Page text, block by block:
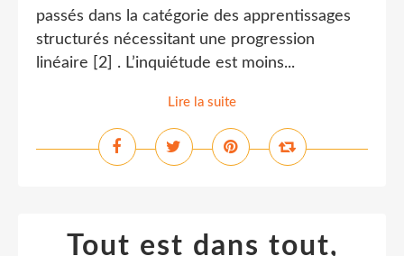
passés dans la catégorie des apprentissages
structurés nécessitant une progression
linéaire [2] . L’inquiétude est moins...
Lire la suite
Tout est dans tout,